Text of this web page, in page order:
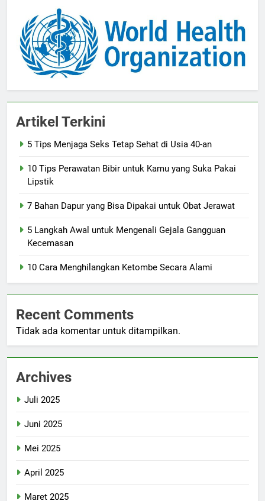
Artikel Terkini
5 Tips Menjaga Seks Tetap Sehat di Usia 40-an
10 Tips Perawatan Bibir untuk Kamu yang Suka Pakai
Lipstik
7 Bahan Dapur yang Bisa Dipakai untuk Obat Jerawat
5 Langkah Awal untuk Mengenali Gejala Gangguan
Kecemasan
10 Cara Menghilangkan Ketombe Secara Alami
Recent Comments
Tidak ada komentar untuk ditampilkan.
Archives
Juli 2025
Juni 2025
Mei 2025
April 2025
Maret 2025